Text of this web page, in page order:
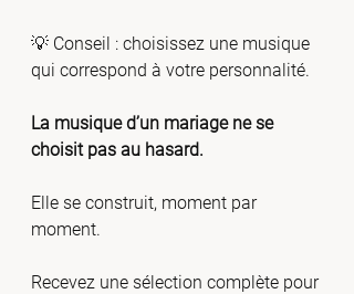
💡 Conseil : choisissez une musique
qui correspond à votre personnalité.
La musique d’un mariage ne se
choisit pas au hasard.
Elle se construit, moment par
moment.
Recevez une sélection complète pour